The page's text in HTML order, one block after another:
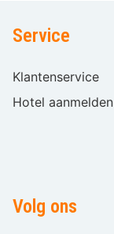
Service
Klantenservice
Hotel aanmelden
Volg ons